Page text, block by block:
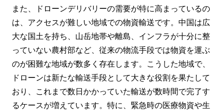
また、ドローンデリバリーの需要が特に高まっているの
は、アクセスが難しい地域での物資輸送です。中国は広
大な国土を持ち、山岳地帯や離島、インフラが十分に整
っていない農村部など、従来の物流手段では物資を運ぶ
のが困難な地域が数多く存在します。こうした地域で、
ドローンは新たな輸送手段として大きな役割を果たして
おり、これまで数日かかっていた輸送が数時間で完了す
るケースが増えています。特に、緊急時の医療物資や生